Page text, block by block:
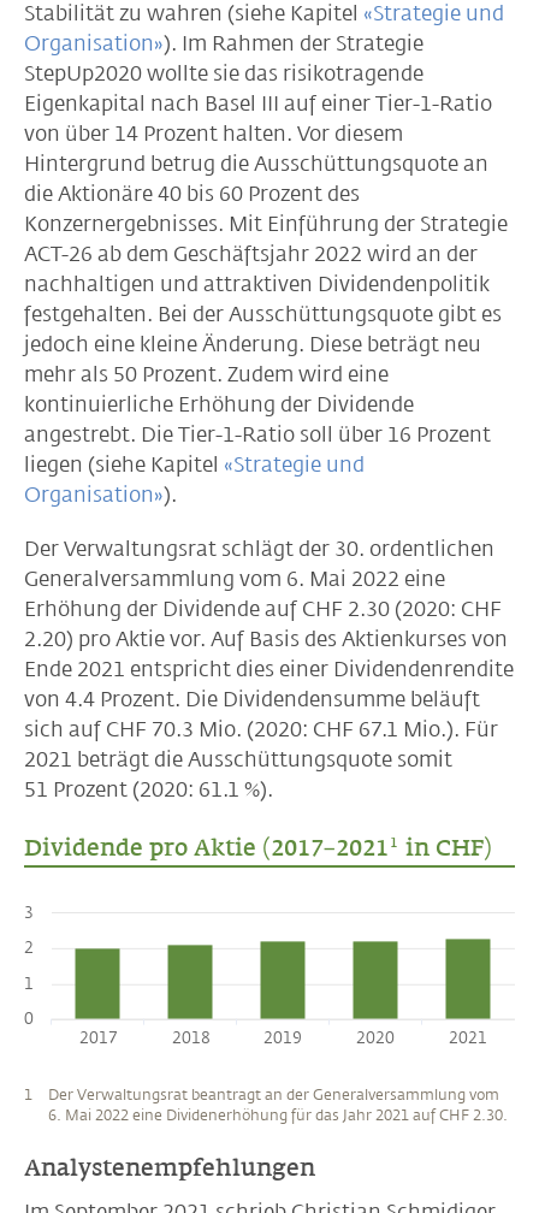
Stabilität zu wahren (siehe Kapitel «Strategie und
Organisation»). Im Rahmen der Strategie
StepUp2020 wollte sie das risikotragende
Eigenkapital nach Basel III auf einer Tier-1-Ratio
von über 14 Prozent halten. Vor diesem
Hintergrund betrug die Ausschüttungsquote an
die Aktionäre 40 bis 60 Prozent des
Konzernergebnisses. Mit Einführung der Strategie
ACT-26 ab dem Geschäftsjahr 2022 wird an der
nachhaltigen und attraktiven Dividendenpolitik
festgehalten. Bei der Ausschüttungsquote gibt es
jedoch eine kleine Änderung. Diese beträgt neu
mehr als 50 Prozent. Zudem wird eine
kontinuierliche Erhöhung der Dividende
angestrebt. Die Tier-1-Ratio soll über 16 Prozent
liegen (siehe Kapitel «Strategie und
Organisation»).
Der Verwaltungsrat schlägt der 30. ordentlichen
Generalversammlung vom 6. Mai 2022 eine
Erhöhung der Dividende auf CHF 2.30 (2020: CHF
2.20) pro Aktie vor. Auf Basis des Aktienkurses von
Ende 2021 entspricht dies einer Dividendenrendite
von 4.4 Prozent. Die Dividendensumme beläuft
sich auf CHF 70.3 Mio. (2020: CHF 67.1 Mio.). Für
2021 beträgt die Ausschüttungsquote somit
51 Prozent (2020: 61.1 %).
Dividende pro Aktie (2017–2021 1 in CHF)
2017 2018 2019 2020 2021
0
1
2
3
1
Der Verwaltungsrat beantragt an der Generalversammlung vom
6. Mai 2022 eine Dividenerhöhung für das Jahr 2021 auf CHF 2.30.
Analystenempfehlungen